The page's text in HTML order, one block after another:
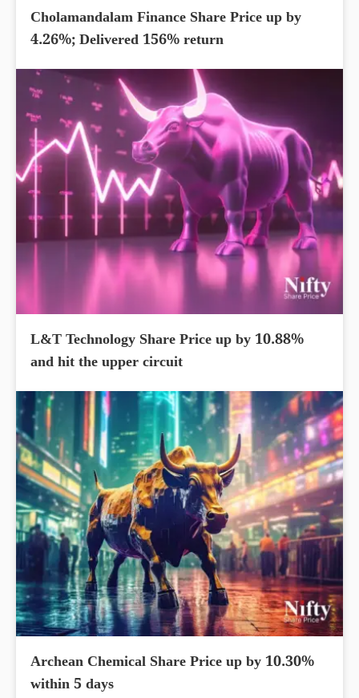
Cholamandalam Finance Share Price up by
4.26%; Delivered 156% return
L&T Technology Share Price up by 10.88%
and hit the upper circuit
Archean Chemical Share Price up by 10.30%
within 5 days